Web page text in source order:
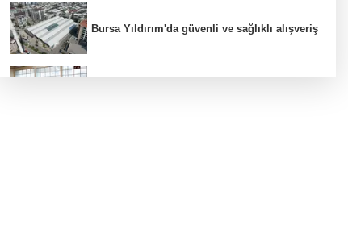
Bursa Yıldırım'da güvenli ve sağlıklı alışveriş